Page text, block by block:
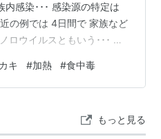
内感染･･･ 感染源の特定は
の例では 4日間で 家族など
ロウイルスともいう･･･ 主
あるが リスクもある とい
る程度防ぐことができる と
中毒が起きやすい時期 …
カキ #加熱 #食中毒
もっと見る